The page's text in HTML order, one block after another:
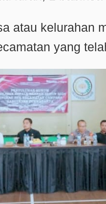
atau kelurahan
yang